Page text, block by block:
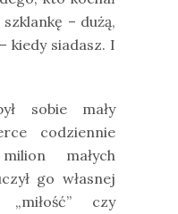
– dużą,
kiedy siadasz. I
sobie mały
codziennie
małych
go własnej
czy